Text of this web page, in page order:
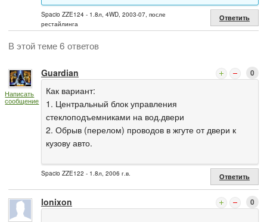
Spacio ZZE124 - 1.8л, 4WD, 2003-07, после
рестайлинга
Ответить
В этой теме 6 ответов
Написать
сообщение
Guardian 0
Как вариант:
1. Центральный блок управления
стеклоподъемниками на вод.двери
2. Обрыв (перелом) проводов в жгуте от двери к
кузову авто.
Spacio ZZE122 - 1.8л, 2006 г.в. Ответить
lonixon 0